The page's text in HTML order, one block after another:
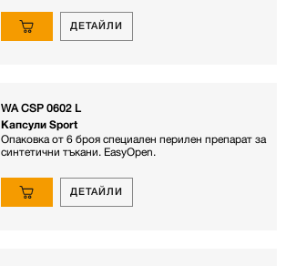
ДЕТАЙЛИ
WA CSP 0602 L
Капсули Sport
Опаковка от 6 броя специален перилен препарат за
синтетични тъкани. EasyOpen.
ДЕТАЙЛИ